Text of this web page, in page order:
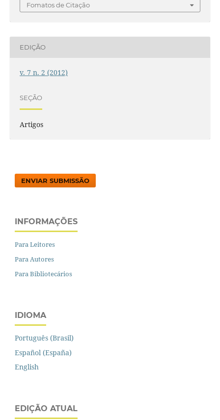
Fomatos de Citação
EDIÇÃO
v. 7 n. 2 (2012)
SEÇÃO
Artigos
ENVIAR SUBMISSÃO
INFORMAÇÕES
Para Leitores
Para Autores
Para Bibliotecários
IDIOMA
Português (Brasil)
Español (España)
English
EDIÇÃO ATUAL